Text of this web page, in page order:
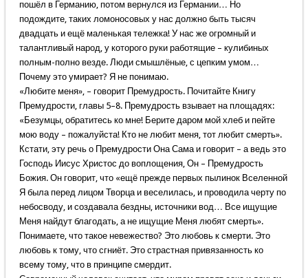
пошёл в Германию, потом вернулся из Германии… Но
подождите, таких ломоносовых у нас должно быть тысяч
двадцать и ещё маленькая тележка! У нас же огромный и
талантливый народ, у которого руки работящие – кулибиных
полным-полно везде. Люди смышлёные, с цепким умом…
Почему это умирает? Я не понимаю.
«Любите меня», – говорит Премудрость. Почитайте Книгу
Премудрости, главы 5–8. Премудрость взывает на площадях:
«Безумцы, обратитесь ко мне! Берите даром мой хлеб и пейте
мою воду – пожалуйста! Кто не любит меня, тот любит смерть».
Кстати, эту речь о Премудрости Она Сама и говорит – а ведь это
Господь Иисус Христос до воплощения, Он – Премудрость
Божия. Он говорит, что «ещё прежде первых пылинок Вселенной
Я была перед лицом Творца и веселилась, и проводила черту по
небосводу, и создавала бездны, источники вод… Все ищущие
Меня найдут благодать, а не ищущие Меня любят смерть».
Понимаете, что такое невежество? Это любовь к смерти. Это
любовь к тому, что сгниёт. Это страстная привязанность ко
всему тому, что в принципе смердит.